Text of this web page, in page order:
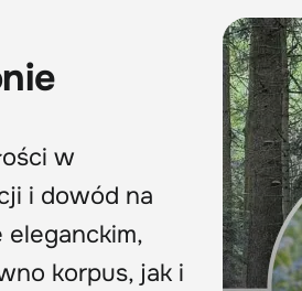
w
i dowód na
korpus, jak i